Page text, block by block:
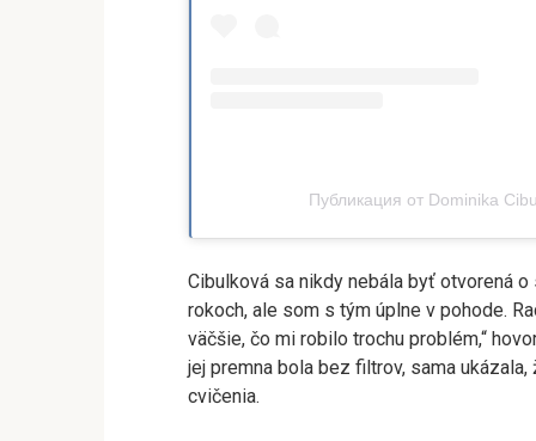
Публикация от Dominika
Cibulková sa nikdy nebála byť otvorená
rokoch, ale som s tým úplne v pohode.
väčšie, čo mi robilo trochu problém,“
jej premna bola bez filtrov, sama
cvičenia.